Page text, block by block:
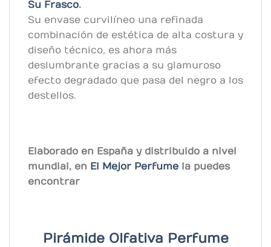
Su Frasco.
Su envase curvilíneo una refinada
combinación de estética de alta costura y
diseño técnico, es ahora más
deslumbrante gracias a su glamuroso
efecto degradado que pasa del negro a los
destellos.
Elaborado en España y distribuido a nivel
mundial, en El Mejor Perfume la puedes
encontrar
Pirámide Olfativa Perfume